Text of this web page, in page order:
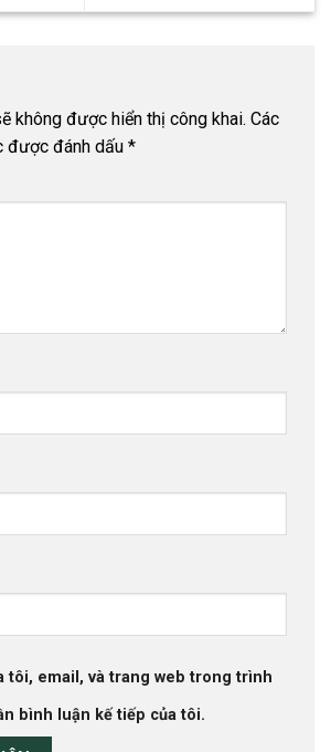
không được hiển thị công khai. Các
được đánh dấu *
tôi, email, và trang web trong trình
bình luận kế tiếp của tôi.